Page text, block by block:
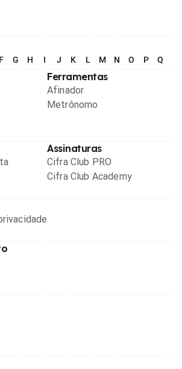
F G H I J K L M N O P Q
Ferramentas
Afinador
Metrônomo
Assinaturas
Cifra Club PRO
Cifra Club Academy